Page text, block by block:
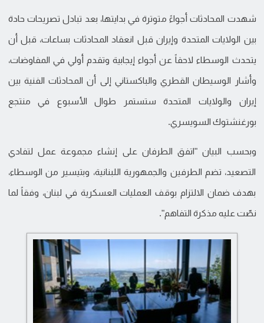
شهدت المحادثات أجواءً متوترة في بدايتها، بعد تبادل تصريحات حادة
بين الولايات المتحدة وإيران قبل انعقاد المحادثات بساعات، قبل أن
يتحدث الوسطاء لاحقاً عن أجواء إيجابية وتقدم أولي في المفاوضات،
وأشار الوسيطان القطري والباكستاني إلى أن المحادثات الفنية بين
إيران والولايات المتحدة ستستمر طوال الأسبوع في منتجع
بورغنشتوك السويسري.
وبحسب البيان "اتفق الطرفان على إنشاء مجموعة عمل لتفادي
التصعيد، تضم الطرفين والجمهورية اللبنانية، وبتيسير من الوسطاء،
بهدف ضمان الالتزام بوقف العمليات العسكرية في لبنان، وفقاً لما
نصّت عليه مذكرة التفاهم".